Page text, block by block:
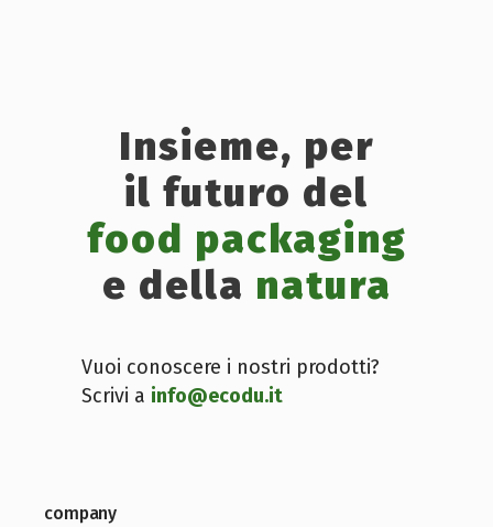
Insieme, per
il futuro del
food packaging
e della natura
Vuoi conoscere i nostri prodotti?
Scrivi a info@ecodu.it
company